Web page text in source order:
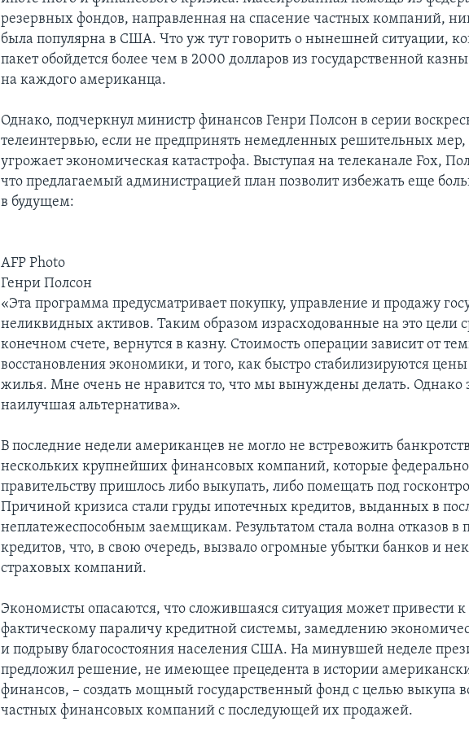
резервных фондов, направленная на спасение частных компаний,
была популярна в США. Что уж тут говорить о нынешней ситуации,
пакет обойдется более чем в 2000 долларов из государственной
на каждого американца.
Однако, подчеркнул министр финансов Генри Полсон в серии
телеинтервью, если не предпринять немедленных решительных мер,
угрожает экономическая катастрофа. Выступая на телеканале Fox,
что предлагаемый администрацией план позволит избежать еще
в будущем:
AFP Photo
Генри Полсон
«Эта программа предусматривает покупку, управление и продажу
неликвидных активов. Таким образом израсходованные на это цели
конечном счете, вернутся в казну. Стоимость операции зависит от
восстановления экономики, и того, как быстро стабилизируются
жилья. Мне очень не нравится то, что мы вынуждены делать. Однако
наилучшая альтернатива».
В последние недели американцев не могло не встревожить
нескольких крупнейших финансовых компаний, которые
правительству пришлось либо выкупать, либо помещать под
Причиной кризиса стали груды ипотечных кредитов, выданных в
неплатежеспособным заемщикам. Результатом стала волна отказов в
кредитов, что, в свою очередь, вызвало огромные убытки банков и
страховых компаний.
Экономисты опасаются, что сложившаяся ситуация может привести к
фактическому параличу кредитной системы, замедлению
и подрыву благосостояния населения США. На минувшей неделе
предложил решение, не имеющее прецедента в истории
финансов, – создать мощный государственный фонд с целью выкупа
частных финансовых компаний с последующей их продажей.